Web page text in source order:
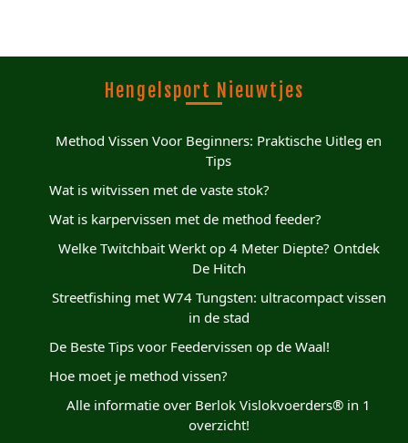
Hengelsport Nieuwtjes
Method Vissen Voor Beginners: Praktische Uitleg en
Tips
Wat is witvissen met de vaste stok?
Wat is karpervissen met de method feeder?
Welke Twitchbait Werkt op 4 Meter Diepte? Ontdek
De Hitch
Streetfishing met W74 Tungsten: ultracompact vissen
in de stad
De Beste Tips voor Feedervissen op de Waal!
Hoe moet je method vissen?
Alle informatie over Berlok Vislokvoerders® in 1
overzicht!